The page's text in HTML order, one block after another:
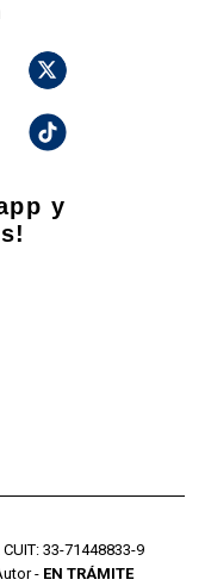
y
33-71448833-9
- EN TRÁMITE